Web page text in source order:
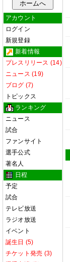
アカウント
ログイン
新規登録
新着情報
プレスリリース (14)
ニュース (19)
ブログ (7)
トピックス
ランキング
ニュース
試合
ファンサイト
選手公式
著名人
日程
予定
試合
テレビ放送
ラジオ放送
イベント
誕生日 (5)
チケット発売 (3)